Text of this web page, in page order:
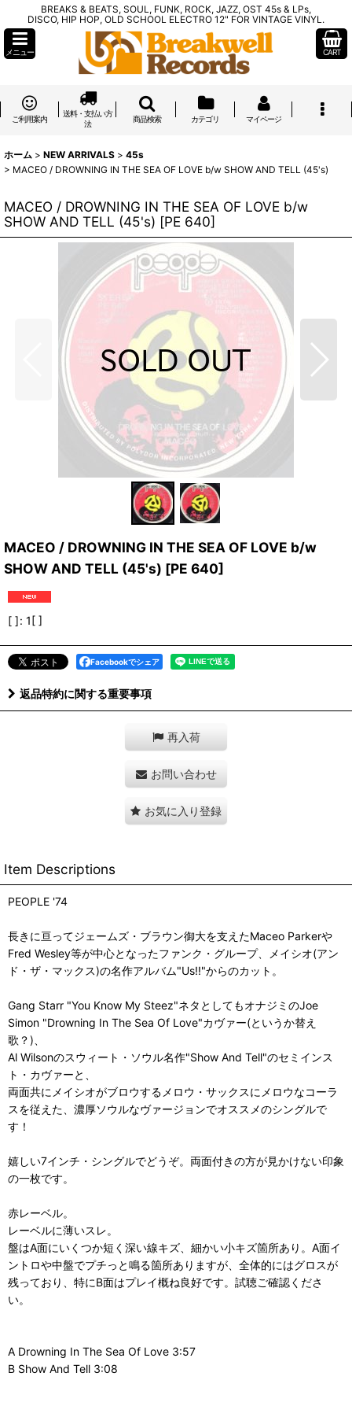
BREAKS & BEATS, SOUL, FUNK, ROCK, JAZZ, OST 45s & LPs,
DISCO, HIP HOP, OLD SCHOOL ELECTRO 12" FOR VINTAGE VINYL.
メニュー CART
ご利用案内
送料・支払い方
法
商品検索 カテゴリ マイページ
ホーム > NEW ARRIVALS > 45s
> MACEO / DROWNING IN THE SEA OF LOVE b/w SHOW AND TELL (45's)
MACEO / DROWNING IN THE SEA OF LOVE b/w
SHOW AND TELL (45's) [PE 640]
MACEO / DROWNING IN THE SEA OF LOVE b/w
SHOW AND TELL (45's) [PE 640]
[ ]: 1[ ]
Facebookでシェア
返品特約に関する重要事項
再入荷
お問い合わせ
お気に入り登録
Item Descriptions
PEOPLE '74
長きに亘ってジェームズ・ブラウン御大を支えたMaceo Parkerや
Fred Wesley等が中心となったファンク・グループ、メイシオ(アン
ド・ザ・マックス)の名作アルバム"Us!!"からのカット。
Gang Starr "You Know My Steez"ネタとしてもオナジミのJoe
Simon "Drowning In The Sea Of Love"カヴァー(というか替え
歌？)、
Al Wilsonのスウィート・ソウル名作"Show And Tell"のセミインス
ト・カヴァーと、
両面共にメイシオがブロウするメロウ・サックスにメロウなコーラ
スを従えた、濃厚ソウルなヴァージョンでオススメのシングルで
す！
嬉しい7インチ・シングルでどうぞ。両面付きの方が見かけない印象
の一枚です。
赤レーベル。
レーベルに薄いスレ。
盤はA面にいくつか短く深い線キズ、細かい小キズ箇所あり。A面イ
ントロや中盤でプチっと鳴る箇所ありますが、全体的にはグロスが
残っており、特にB面はプレイ概ね良好です。試聴ご確認くださ
い。
A Drowning In The Sea Of Love 3:57
B Show And Tell 3:08